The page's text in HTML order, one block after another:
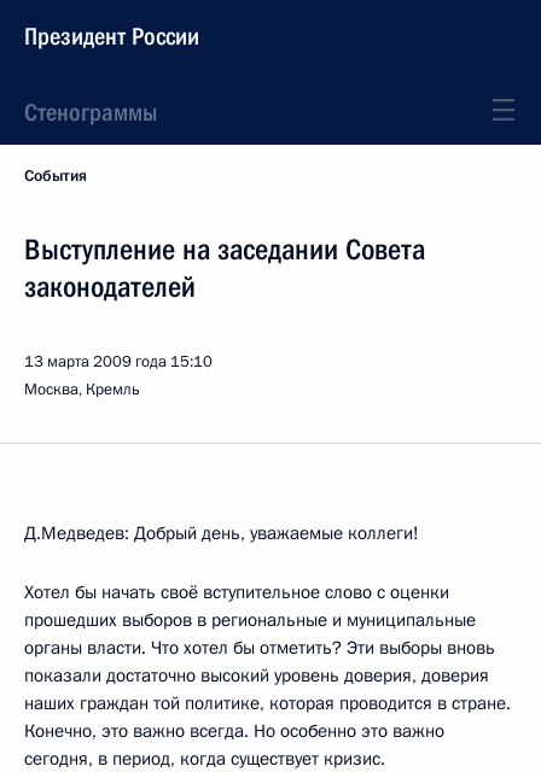
Президент России
Стенограммы
События
Выступление на заседании Совета
законодателей
13 марта 2009 года 15:10
Москва, Кремль
Д.Медведев: Добрый день, уважаемые коллеги!
Хотел бы начать своё вступительное слово с оценки
прошедших выборов в региональные и муниципальные
органы власти. Что хотел бы отметить? Эти выборы вновь
показали достаточно высокий уровень доверия, доверия
наших граждан той политике, которая проводится в стране.
Конечно, это важно всегда. Но особенно это важно
сегодня, в период, когда существует кризис.